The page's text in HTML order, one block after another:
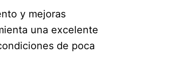
y mejoras
una excelente
de poca